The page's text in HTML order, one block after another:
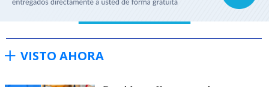
VISTO AHORA